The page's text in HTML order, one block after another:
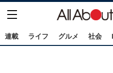
連載 ライフ グルメ 社会